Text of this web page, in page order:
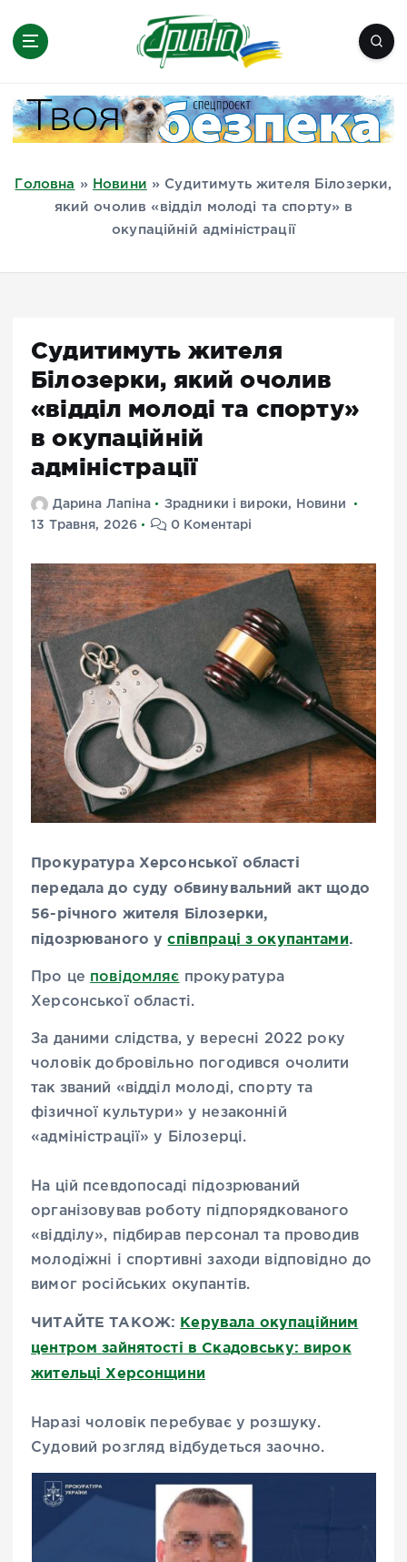
Миколаїв, Одеса, Мелітополь
Головна » Новини » Судитимуть жителя Білозерки,
який очолив «відділ молоді та спорту» в
окупаційній адміністрації
Судитимуть жителя
Білозерки, який очолив
«відділ молоді та спорту»
в окупаційній
адміністрації
Дарина Лапіна Зрадники і вироки,
Новини
13 Травня, 2026
0 Коментарі
Прокуратура Херсонської області
передала до суду обвинувальний акт щодо
56-річного жителя Білозерки,
підозрюваного успівпраці з окупантами.
Про це повідомляє прокуратура
Херсонської області.
За даними слідства, у вересні 2022 року
чоловік добровільно погодився очолити
так званий «відділ молоді, спорту та
фізичної культури» у незаконній
«адміністрації» у Білозерці.
На цій псевдопосаді підозрюваний
організовував роботу підпорядкованого
«відділу», підбирав персонал та проводив
молодіжні і спортивні заходи відповідно до
вимог російських окупантів.
ЧИТАЙТЕ ТАКОЖ: Керувала окупаційним
центром зайнятості в Скадовську: вирок
жительці Херсонщини
Наразі чоловік перебуває у розшуку.
Судовий розгляд відбудеться заочно.